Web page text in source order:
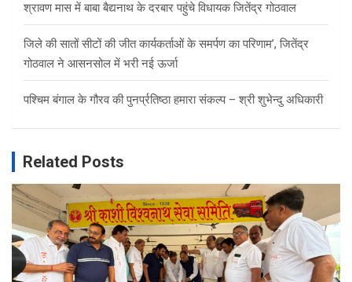
श्रावण मास में बाबा बैद्यनाथ के दरबार पहुंचे विधायक जितेंद्र गोठवाल
जिले की सातों सीटों की जीत कार्यकर्ताओं के समर्पण का परिणाम’, जितेंद्र
गोठवाल ने आसनसोल में भरी नई ऊर्जा
पश्चिम बंगाल के गौरव की पुनर्प्रतिष्ठा हमारा संकल्प – श्री शुभेन्दु अधिकारी
Related Posts